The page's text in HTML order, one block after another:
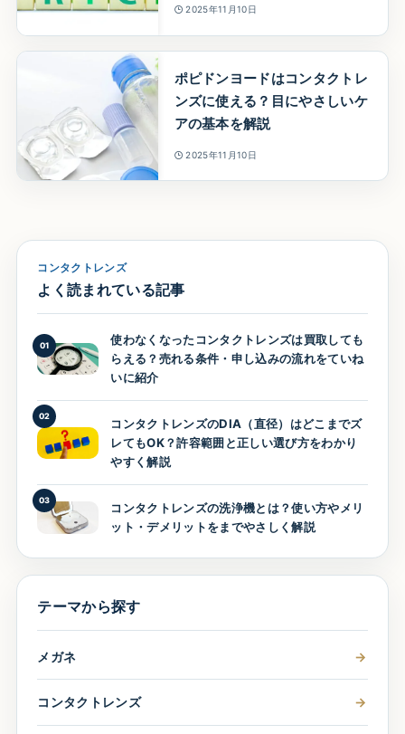
2025年11月10日
ポピドンヨードはコンタクトレ
ンズに使える？目にやさしいケ
アの基本を解説
2025年11月10日
コンタクトレンズ
よく読まれている記事
01
使わなくなったコンタクトレンズは買取しても
らえる？売れる条件・申し込みの流れをていね
いに紹介
02
コンタクトレンズのDIA（直径）はどこまでズ
レてもOK？許容範囲と正しい選び方をわかり
やすく解説
03
コンタクトレンズの洗浄機とは？使い方やメリ
ット・デメリットをまでやさしく解説
テーマから探す
メガネ →
コンタクトレンズ →